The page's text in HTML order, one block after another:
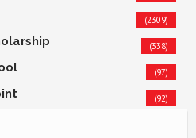
(2309)
(338)
(97)
(92)